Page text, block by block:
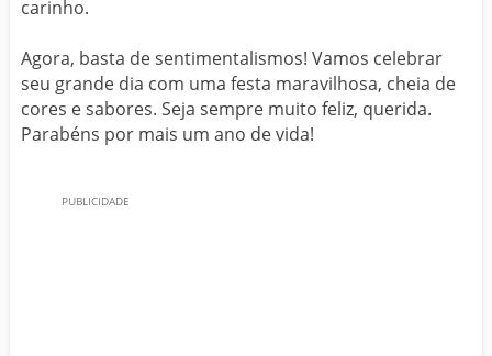
carinho.
Agora, basta de sentimentalismos! Vamos celebrar
seu grande dia com uma festa maravilhosa, cheia de
cores e sabores. Seja sempre muito feliz, querida.
Parabéns por mais um ano de vida!